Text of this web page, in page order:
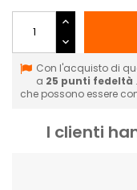
Con l'acquisto di
a 25 punti fedeltà
che possono essere
I clienti